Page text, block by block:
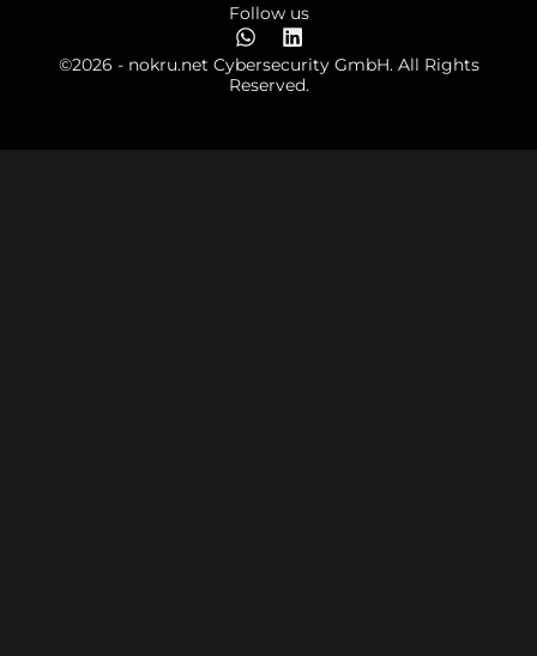
Follow us
©2026 - nokru.net Cybersecurity GmbH. All Rights
Reserved.